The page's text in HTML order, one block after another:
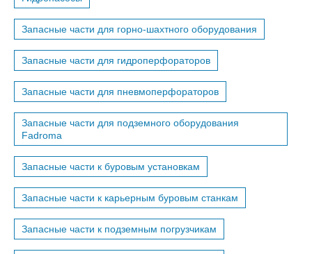
Запасные части для горно-шахтного оборудования
Запасные части для гидроперфораторов
Запасные части для пневмоперфораторов
Запасные части для подземного оборудования
Fadroma
Запасные части к буровым установкам
Запасные части к карьерным буровым станкам
Запасные части к подземным погрузчикам